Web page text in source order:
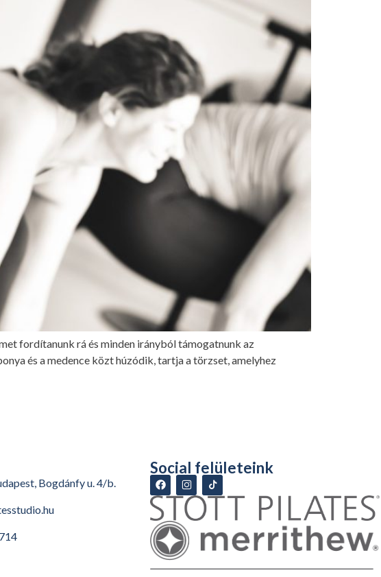
fordítanunk rá és minden irányból támogatnunk az
és a medence közt húzódik, tartja a törzset, amelyhez
Bogdánfy u. 4/b.
Social felületeink